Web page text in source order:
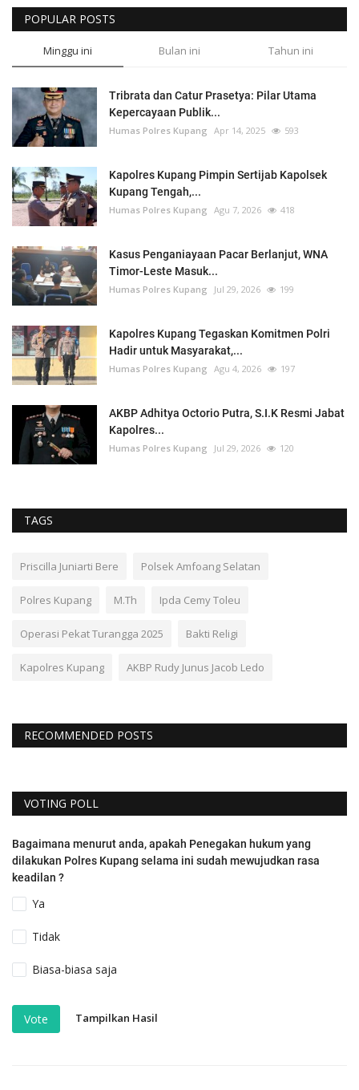
POPULAR POSTS
Minggu ini Bulan ini Tahun ini
Tribrata dan Catur Prasetya: Pilar Utama
Kepercayaan Publik...
Humas Polres Kupang Apr 14, 2025 593
Kapolres Kupang Pimpin Sertijab Kapolsek
Kupang Tengah,...
Humas Polres Kupang Agu 7, 2026 418
Kasus Penganiayaan Pacar Berlanjut, WNA
Timor-Leste Masuk...
Humas Polres Kupang Jul 29, 2026 199
Kapolres Kupang Tegaskan Komitmen Polri
Hadir untuk Masyarakat,...
Humas Polres Kupang Agu 4, 2026 197
AKBP Adhitya Octorio Putra, S.I.K Resmi Jabat
Kapolres...
Humas Polres Kupang Jul 29, 2026 120
TAGS
Priscilla Juniarti Bere Polsek Amfoang Selatan
Polres Kupang M.Th Ipda Cemy Toleu
Operasi Pekat Turangga 2025 Bakti Religi
Kapolres Kupang AKBP Rudy Junus Jacob Ledo
RECOMMENDED POSTS
VOTING POLL
Bagaimana menurut anda, apakah Penegakan hukum yang
dilakukan Polres Kupang selama ini sudah mewujudkan rasa
keadilan ?
Ya
Tidak
Biasa-biasa saja
Vote Tampilkan Hasil